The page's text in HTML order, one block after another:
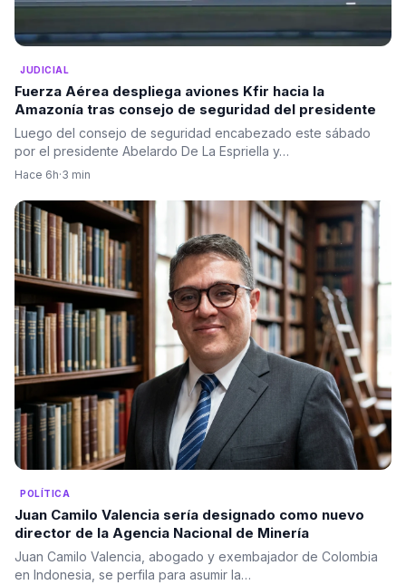
JUDICIAL
Fuerza Aérea despliega aviones Kfir hacia la
Amazonía tras consejo de seguridad del presidente
Luego del consejo de seguridad encabezado este sábado
por el presidente Abelardo De La Espriella y…
Hace 6h·3 min
POLÍTICA
Juan Camilo Valencia sería designado como nuevo
director de la Agencia Nacional de Minería
Juan Camilo Valencia, abogado y exembajador de Colombia
en Indonesia, se perfila para asumir la…